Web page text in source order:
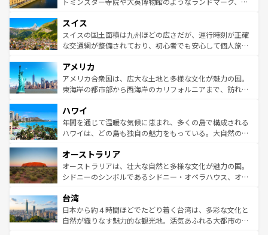
れる地方に足を運ぶとそれぞれで全く異なる文化を体験で
きるだろう。 なお、新着のフランス情報はコンテンツ一覧
を参照してほしい。
は、お酒好きな人にはぜひ体験してほしい。 なお、新着の
ドイツ情報はコンテンツ一覧を参照してほしい。
リアごとに異なる魅力がある。また、優雅なアフタヌーン
ティー、ビール好きにはたまらない英国パブ、サッカー観
戦など、本場だからこそできる体験も豊富。イギリスを旅
ンツ一覧を参照してほしい。
スイス
スイスの国土面積は九州ほどの広さだが、運行時刻が正確
な交通網が整備されており、初心者でも安心して個人旅行
の建物がそのまま残る町や、スイスならではのユニークな
博物館もあり、アルプス観光だけでなく町歩きも満喫する
ことができる。国民の所得が高いため物価も高いが、旅行
ば市内交通費無料で観光を楽しむこともできる。 なお、新
着のスイス情報はコンテンツ一覧 を参照してほしい。
アメリカ
アメリカ合衆国は、広大な土地と多様な文化が魅力の国。
東海岸の都市部から西海岸のカリフォルニアまで、訪れる
のような巨大都市は、観光、ショッピング、エンターテイ
ンメントが詰まった刺激的なスポットだ。一方、アメリカ
西部には大自然が広がり、グランドキャニオンやイエロー
部のニューオーリンズでは、音楽と美食が融合した独特の
文化が魅力。旅行者はアメリカの各地域で異なる魅力を楽
しみながら、その多様性と豊かな歴史を感じることができ
ならではの贅沢な旅のスタイルだ。 なお、新着のアメリカ
情報はコンテンツ一覧を参照してほしい。
ハワイ
年間を通じて温暖な気候に恵まれ、多くの島で構成される
ハワイは、どの島も独自の魅力をもっている。大自然の神
ワイ島は見逃せない。また、定番の観光地といえばオアフ
島だが、静かな自然を求めるならマウイ島やカウアイ島が
おすすめ。エメラルドグリーンに輝く海をはじめ、豊かな
れるおもてなしの心で訪れる人々を迎えてくれるハワイの
人々、おいしいローカルフードやハワイアンミュージッ
ク、伝統的なフラダンスなど、すべてがハワイの魅力を彩
オーストラリア
オーストラリアは、壮大な自然と多様な文化が魅力の国。
シドニーのシンボルであるシドニー・オペラハウス、オー
リアリーフや大陸中央部にそびえるウルル（エアーズロッ
ク）、タスマニアの美しい原生林やケアンズの熱帯雨林な
ど、見どころがたくさん。また、カフェやワイン、オージ
台湾
日本から約４時間ほどでたどり着く台湾は、多彩な文化と
自然が織りなす魅力的な観光地。活気あふれる大都市の台